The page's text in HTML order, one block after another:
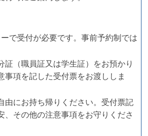
ーで受付が必要です。事前予約制では
証（職員証又は学生証）をお預かり
事項を記した受付票をお渡ししま
由にお持ち帰りください。受付票記
、その他の注意事項をお守りくださ